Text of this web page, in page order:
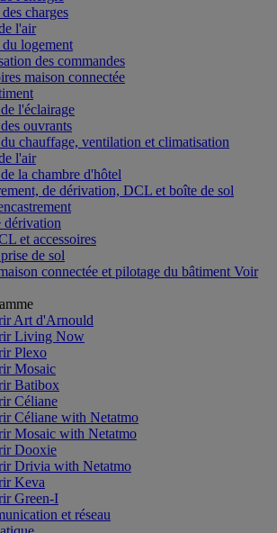
charges
l'air
du logement
des commandes
maison connectée
l'éclairage
ouvrants
chauffage, ventilation et climatisation
l'air
la chambre d'hôtel
de dérivation, DCL et boîte de sol
dérivation
et accessoires
de sol
connectée et pilotage du bâtiment Voir
Art d'Arnould
Living Now
Plexo
Mosaic
Batibox
Céliane
Céliane with Netatmo
Mosaic with Netatmo
Dooxie
Drivia with Netatmo
Keva
Green-I
et réseau